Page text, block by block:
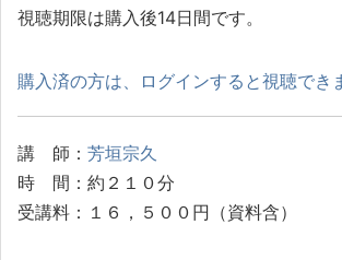
視聴期限は購入後14日間です。
購入済の方は、ログインすると視聴でき
講 師： 芳垣宗久
時 間：約２１０分
受講料：１６，５００円（資料含）